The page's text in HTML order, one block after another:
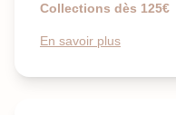
Collections dès 125€
En savoir plus